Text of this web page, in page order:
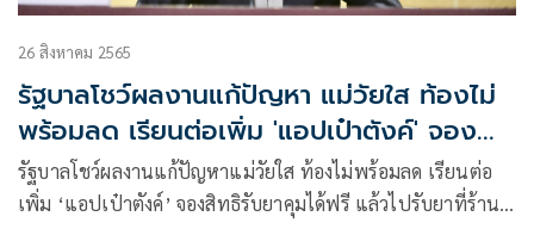
26 สิงหาคม 2565
รัฐบาลโชว์ผลงานแก้ปัญหา แม่วัยใส ท้องไม่
พร้อมลด เรียนต่อเพิ่ม 'แอปเป๋าตังค์' จอง
สิทธิรับยาคุมได้
รัฐบาลโชว์ผลงานแก้ปัญหาแม่วัยใส ท้องไม่พร้อมลด เรียนต่อ
เพิ่ม ‘แอปเป๋าตังค์’ จองสิทธิรับยาคุมได้ฟรี แล้วไปรับยาที่ร้าน